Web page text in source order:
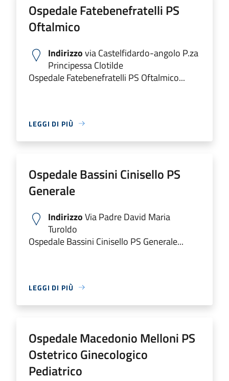
Ospedale Fatebenefratelli PS
Oftalmico
Indirizzovia Castelfidardo-angolo P.za
Principessa Clotilde
Ospedale Fatebenefratelli PS Oftalmico...
LEGGI DI PIÙ
Ospedale Bassini Cinisello PS
Generale
IndirizzoVia Padre David Maria
Turoldo
Ospedale Bassini Cinisello PS Generale...
LEGGI DI PIÙ
Ospedale Macedonio Melloni PS
Ostetrico Ginecologico
Pediatrico